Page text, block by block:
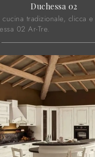
Duchessa 02
tradizionale, clicca
02 Ar-Tre.